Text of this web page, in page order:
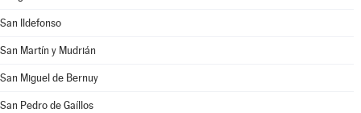
San Ildefonso
San Martín y Mudrián
San Miguel de Bernuy
San Pedro de Gaíllos